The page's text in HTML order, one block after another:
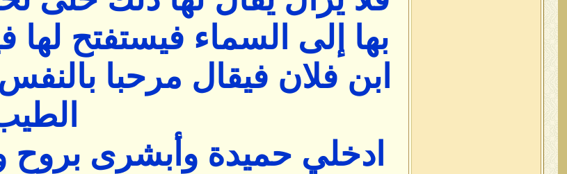
بها إلى السماء فيستفتح
ابن فلان فيقال مرحبا
ادخلي حميدة وأبشرى